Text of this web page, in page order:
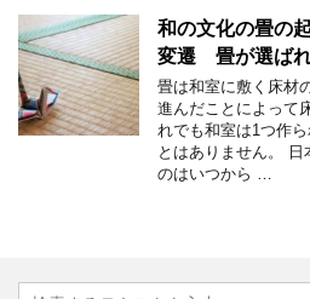
和の文化の畳の
変遷 畳が選ば
畳は和室に敷く床材
進んだことによって
れでも和室は1つ作
とはありません。
のはいつから …